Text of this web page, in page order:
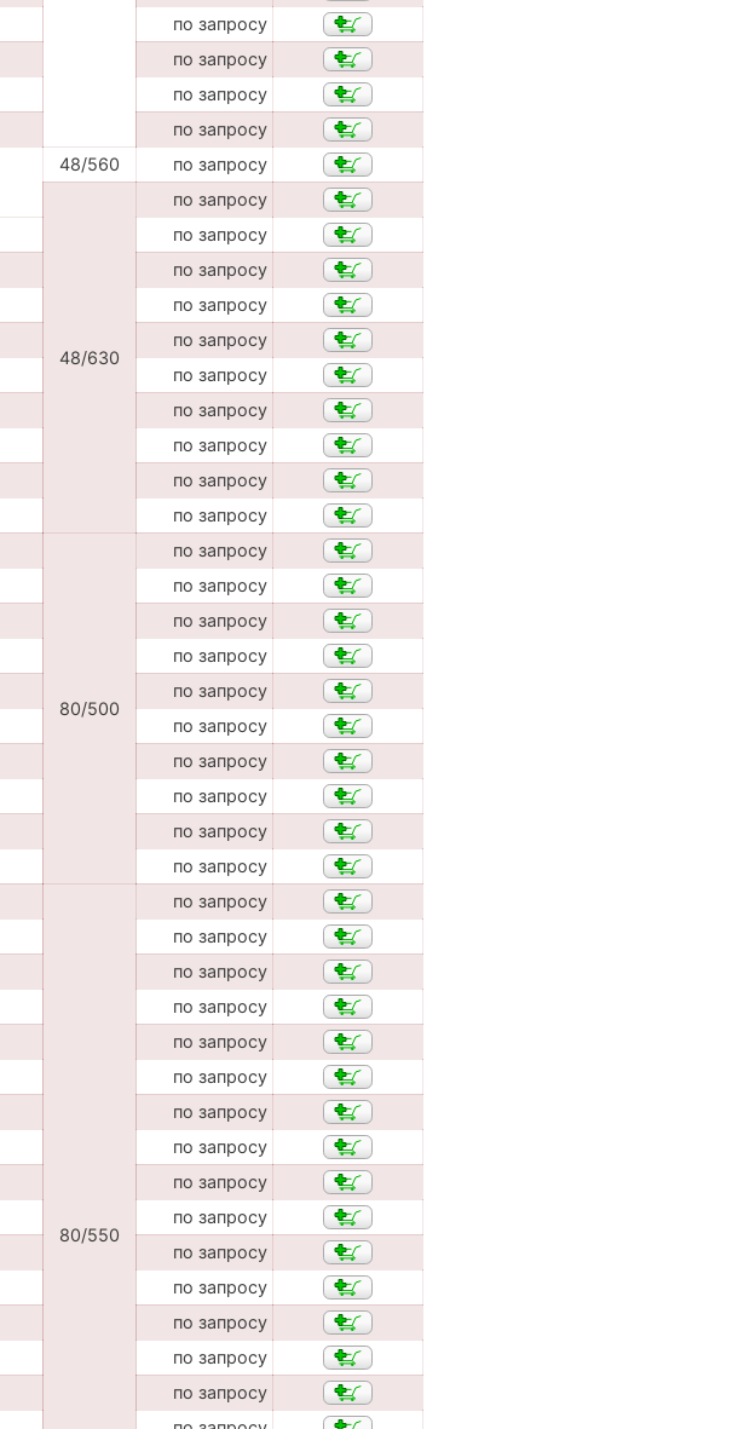
по запросу
по запросу
по запросу
по запросу
48/560
по запросу
48/630
по запросу
по запросу
по запросу
по запросу
по запросу
по запросу
по запросу
по запросу
по запросу
по запросу
80/500
по запросу
по запросу
по запросу
по запросу
по запросу
по запросу
по запросу
по запросу
по запросу
по запросу
80/550
по запросу
по запросу
по запросу
по запросу
по запросу
по запросу
по запросу
по запросу
по запросу
по запросу
по запросу
по запросу
по запросу
по запросу
по запросу